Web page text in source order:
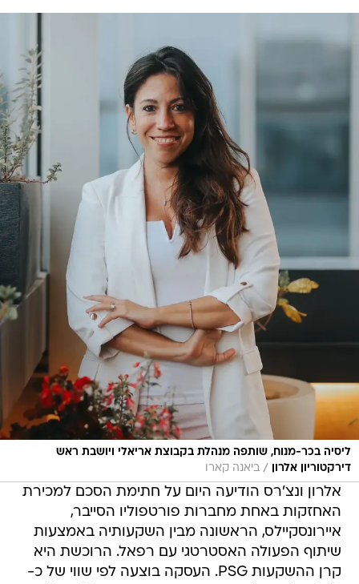
ליסיה בכר-מנוח, שותפה מנהלת בקבוצת אריאלי ויושבת ראש
דירקטוריון אלרון
/ ביאנה קארו
אלרון ונצ'רס הודיעה היום על חתימת הסכם למכירת
האחזקות באחת מחברות פורטפוליו הסייבר,
איירונסקיילס, הראשונה מבין השקעותיה באמצעות
שיתוף הפעולה האסטרטגי עם רפאל. הרוכשת היא
קרן ההשקעות PSG. העסקה בוצעה לפי שווי של כ-